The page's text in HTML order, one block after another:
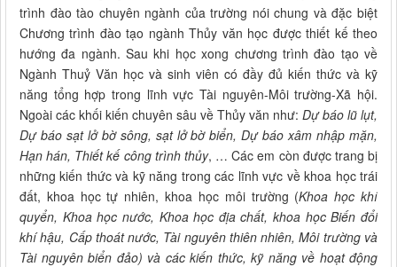
trình đào tào chuyên ngành của trường nói chung và đặc biệt
Chương trình đào tạo ngành Thủy văn học được thiết kế theo
hướng đa ngành. Sau khi học xong chương trình đào tạo về
Ngành Thuỷ Văn học và sinh viên có đầy đủ kiến thức và kỹ
năng tổng hợp trong lĩnh vực Tài nguyên-Môi trường-Xã hội.
Ngoài các khối kiến chuyên sâu về Thủy văn như: Dự báo lũ lụt,
Dự báo sạt lở bờ sông, sạt lở bờ biển, Dự báo xâm nhập mặn,
Hạn hán, Thiết kế công trình thủy, … Các em còn được trang bị
những kiến thức và kỹ năng trong các lĩnh vực về khoa học trái
đất, khoa học tự nhiên, khoa học môi trường (Khoa học khí
quyển, Khoa học nước, Khoa học địa chất, khoa học Biến đổi
khí hậu, Cấp thoát nước, Tài nguyên thiên nhiên, Môi trườngvà
Tài nguyên biển đảo) và các kiến thức, kỹ năng về hoạt động